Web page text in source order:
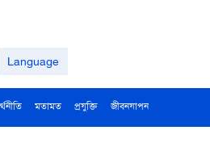
Language
মতামত প্রযুক্তি জীবনযাপন